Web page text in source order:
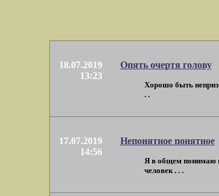
18.07.2019
13:23
Опять очертя голову
Хорошо быть
. .
17.07.2019
14:56
Непонятное понятное
Я в общем понимаю
человек . . .